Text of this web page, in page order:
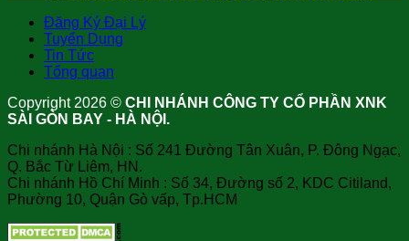
Đăng Ký Đại Lý
Tuyển Dụng
Tin Tức
Tổng quan
Copyright 2026 © CHI NHÁNH CÔNG TY CỔ PHẦN XNK
SÀI GÒN BAY - HÀ NỘI.
Chi nhánh Hà Nội : Số 241 Đường Tân Xuân, P. Đông Ngạc,
Q. Bắc Từ Liêm, HN.
Chi nhánh Hồ Chí Minh : Số 34, Đường số 2, KDC Citiland,
Phường 10, Quận Gò vấp, Tp.HCM